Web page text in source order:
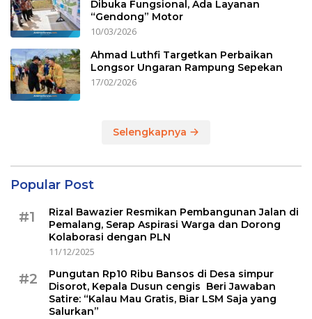
Dibuka Fungsional, Ada Layanan
“Gendong” Motor
10/03/2026
Ahmad Luthfi Targetkan Perbaikan
Longsor Ungaran Rampung Sepekan
17/02/2026
Selengkapnya
Popular Post
#1
Rizal Bawazier Resmikan Pembangunan Jalan di
Pemalang, Serap Aspirasi Warga dan Dorong
Kolaborasi dengan PLN
11/12/2025
#2
Pungutan Rp10 Ribu Bansos di Desa simpur
Disorot, Kepala Dusun cengis Beri Jawaban
Satire: “Kalau Mau Gratis, Biar LSM Saja yang
Salurkan”